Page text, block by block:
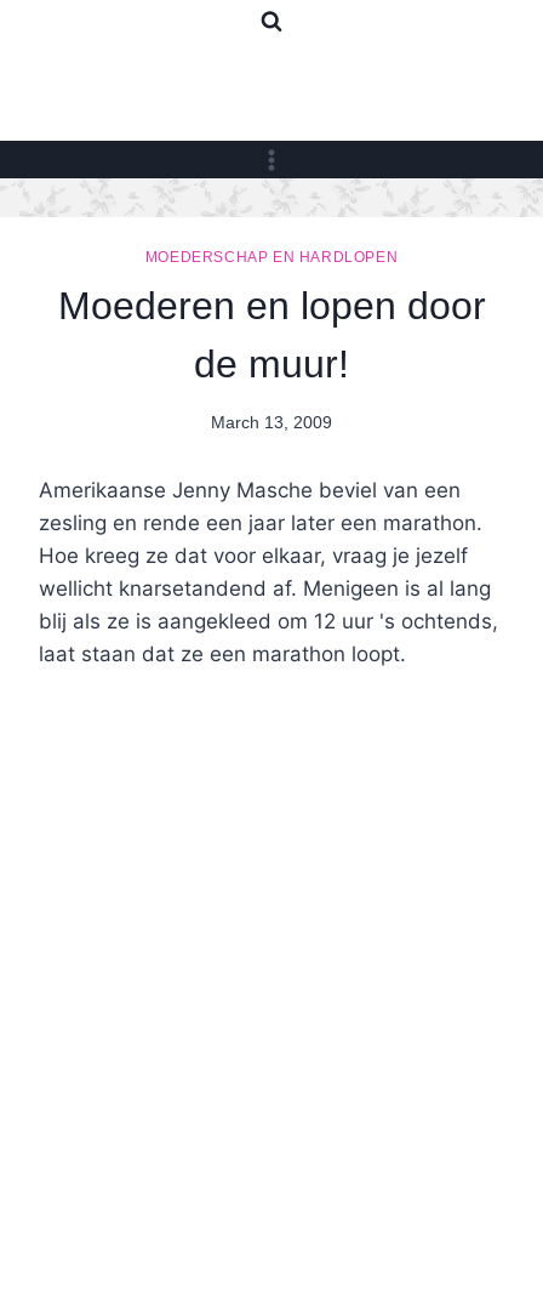
MOEDERSCHAP EN HARDLOPEN
Moederen en lopen door
de muur!
By
March 13, 2009
Amerikaanse Jenny Masche beviel van een
zesling en rende een jaar later een marathon.
Hoe kreeg ze dat voor elkaar, vraag je jezelf
wellicht knarsetandend af. Menigeen is al lang
blij als ze is aangekleed om 12 uur 's ochtends,
laat staan dat ze een marathon loopt.